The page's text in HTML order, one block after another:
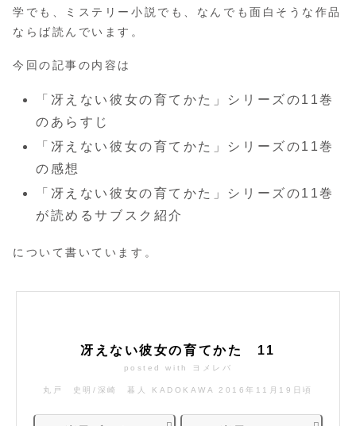
学でも、ミステリー小説でも、なんでも面白そうな作品
ならば読んでいます。
今回の記事の内容は
「冴えない彼女の育てかた」シリーズの11巻
のあらすじ
「冴えない彼女の育てかた」シリーズの11巻
の感想
「冴えない彼女の育てかた」シリーズの11巻
が読めるサブスク紹介
について書いています。
冴えない彼女の育てかた 11
posted with ヨメレバ
丸戸 史明/深崎 暮人 KADOKAWA 2016年11月19日頃